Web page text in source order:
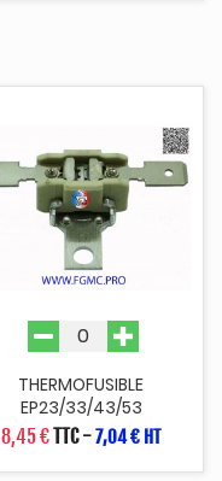
THERMOFUSIBLE
EP23/33/43/53
8,45 €TTC-7,04 € HT